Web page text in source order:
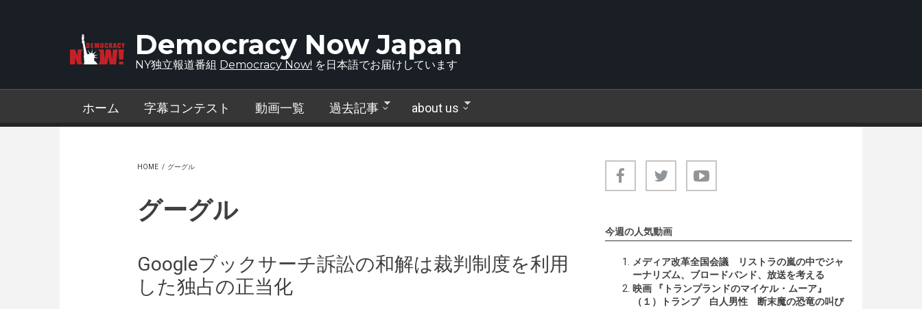
Democracy Now Japan
NY独立報道番組 Democracy Now! を日本語でお届けしています
ホーム 字幕コンテスト 動画一覧 過去記事 about us
HOME / グーグル
グーグル
Googleブックサーチ訴訟の和解は裁判制度を利用
した独占の正当化
今週の人気動画
メディア改革全国会議 リストラの嵐の中でジャ
ーナリズム、ブロードバンド、放送を考える
映画 『トランプランドのマイケル・ムーア』
（１）トランプ 白人男性 断末魔の恐竜の叫び